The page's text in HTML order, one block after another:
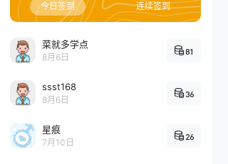
今日签到 连续签到
菜就多学点
8月6日
81
ssst168
8月6日
36
星痕
7月10日
26